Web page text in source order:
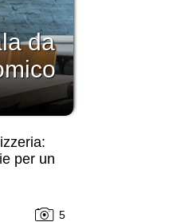
da
per un
5